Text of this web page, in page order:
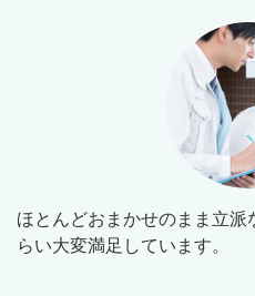
ほとんどおまかせのまま立
らい大変満足しています。